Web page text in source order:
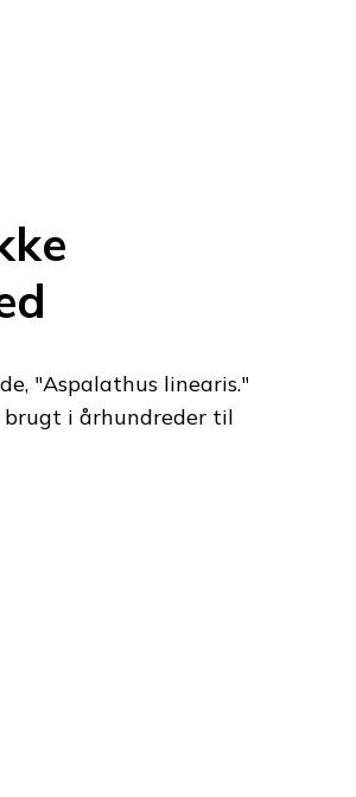
"Aspalathus linearis."
i århundreder til